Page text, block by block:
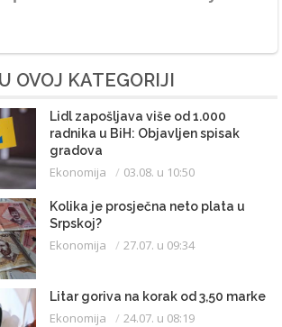
OVOJ KATEGORIJI
Lidl zapošljava više od 1.000
radnika u BiH: Objavljen spisak
gradova
Ekonomija 03.08. u 10:50
Kolika je prosječna neto plata u
Srpskoj?
Ekonomija 27.07. u 09:34
Litar goriva na korak od 3,50 marke
Ekonomija 24.07. u 08:19